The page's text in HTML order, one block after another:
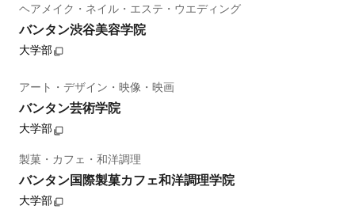
ヘアメイク・ネイル・エステ・ウエディング
バンタン渋谷美容学院
大学部
アート・デザイン・映像・映画
バンタン芸術学院
大学部
製菓・カフェ・和洋調理
バンタン国際製菓カフェ和洋調理学院
大学部